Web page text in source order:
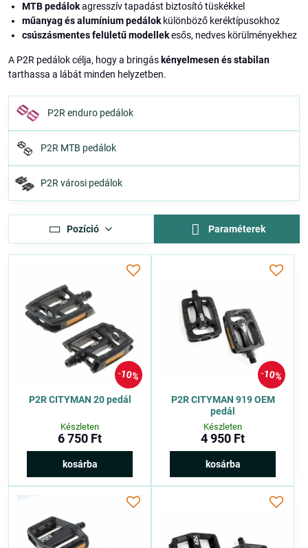
MTB pedálokagresszív tapadást biztosító tüskékkel
műanyag és alumínium pedálok különböző keréktípusokhoz
csúszásmentes felületű modellekesős, nedves körülményekhez
A P2R pedálok célja, hogy a bringás kényelmesen és stabilan
tarthassa a lábát minden helyzetben.
P2R enduro pedálok
P2R MTB pedálok
P2R városi pedálok
Pozíció Paraméterek
10%
P2R CITYMAN 20 pedál
Készleten
6 750 Ft
kosárba
10%
P2R CITYMAN 919 OEM
pedál
Készleten
4 950 Ft
kosárba